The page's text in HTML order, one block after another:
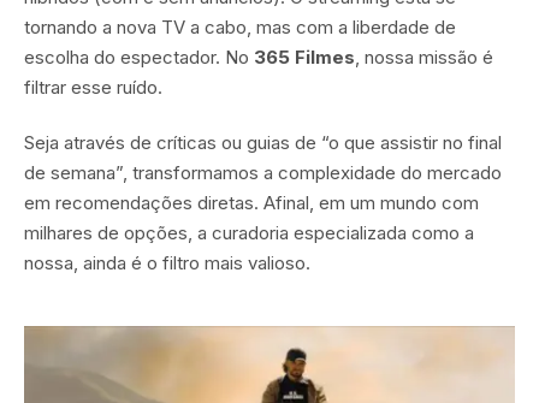
tornando a nova TV a cabo, mas com a liberdade de
escolha do espectador. No 365 Filmes, nossa missão é
filtrar esse ruído.
Seja através de críticas ou guias de “o que assistir no final
de semana”, transformamos a complexidade do mercado
em recomendações diretas. Afinal, em um mundo com
milhares de opções, a curadoria especializada como a
nossa, ainda é o filtro mais valioso.